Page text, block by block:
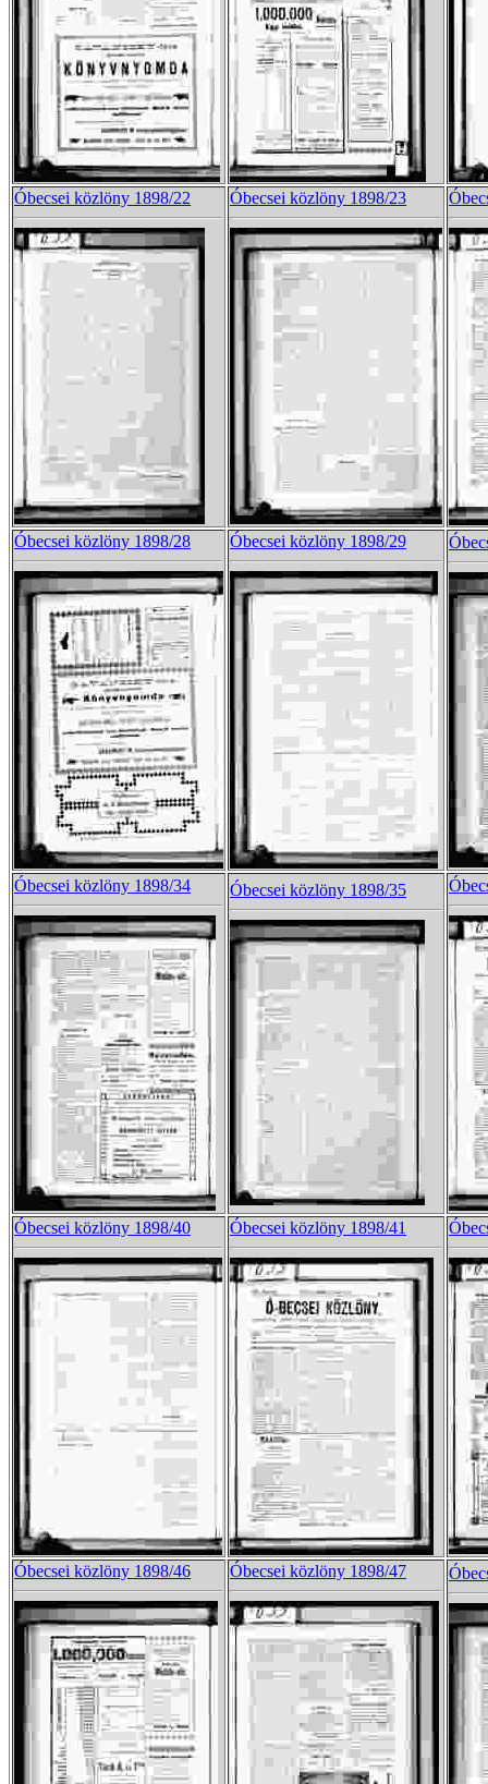
Óbecsei közlöny 1898/22 Óbecsei közlöny 1898/23
Óbecsei közlöny 1898/28 Óbecsei közlöny 1898/29
Óbecsei közlöny 1898/34 Óbecsei közlöny 1898/35
Óbecsei közlöny 1898/40 Óbecsei közlöny 1898/41
Óbecsei közlöny 1898/46 Óbecsei közlöny 1898/47